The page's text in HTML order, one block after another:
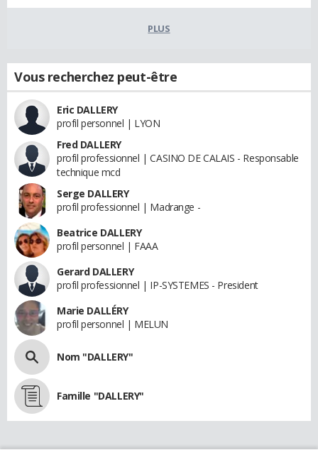
PLUS
Vous recherchez peut-être
Eric DALLERY
profil personnel | LYON
Fred DALLERY
profil professionnel | CASINO DE CALAIS - Responsable
technique mcd
Serge DALLERY
profil professionnel | Madrange -
Beatrice DALLERY
profil personnel | FAAA
Gerard DALLERY
profil professionnel | IP-SYSTEMES - President
Marie DALLÉRY
profil personnel | MELUN
Nom "DALLERY"
Famille "DALLERY"